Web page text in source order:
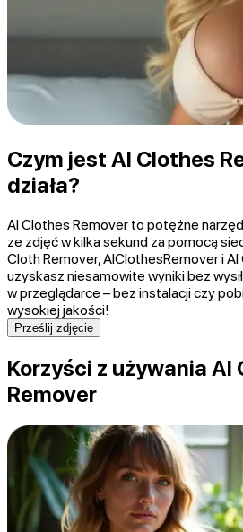
Czym jest AI Clothes
działa?
AI Clothes Remover to potężne
ze zdjęć w kilka sekund za pomocą
Cloth Remover, AIClothesRemover i
uzyskasz niesamowite wyniki bez
w przeglądarce – bez instalacji czy
wysokiej jakości!
Prześlij zdjęcie
Korzyści z używania AI
Remover